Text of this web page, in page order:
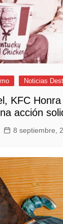
Noticias
KFC Honra
acción
8 septiembre,